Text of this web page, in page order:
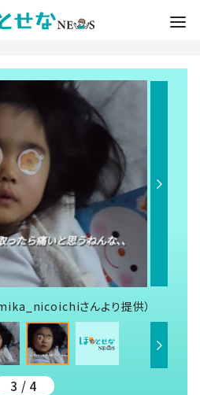
さんより提供）
3 / 4